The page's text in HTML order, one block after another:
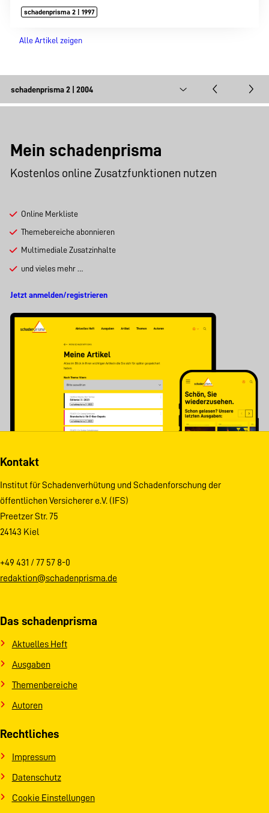
schadenprisma 2 | 1997
Alle Artikel zeigen
Mein schadenprisma
Kostenlos online Zusatzfunktionen nutzen
Online Merkliste
Themebereiche abonnieren
Multimediale Zusatzinhalte
und vieles mehr …
Jetzt anmelden/registrieren
Kontakt
Institut für Schadenverhütung und Schadenforschung der
öffentlichen Versicherer e.V. (IFS)
Preetzer Str. 75
24143 Kiel
+49 431 / 77 57 8-0
redaktion@schadenprisma.de
Das schadenprisma
Aktuelles Heft
Ausgaben
Themenbereiche
Autoren
Rechtliches
Impressum
Datenschutz
Cookie Einstellungen